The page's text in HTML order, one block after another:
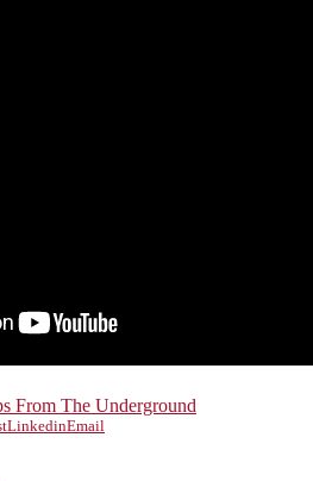
From The Underground
LinkedinEmail